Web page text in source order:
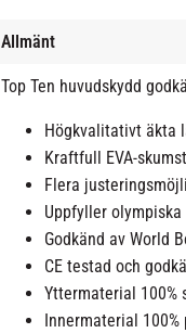
Allmänt
Top Ten huvudskydd
Högkvalitativt äkta
Kraftfull EVA-
Flera
Uppfyller
Godkänd av World
CE testad och
Yttermaterial 100%
Innermaterial